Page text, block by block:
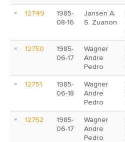
12749
1985-
08-16
Jansen A.
S. Zuanon
12750
1985-
06-17
Wagner
Andre
Pedro
12751
1985-
06-18
Wagner
Andre
Pedro
12752
1985-
06-17
Wagner
Andre
Pedro